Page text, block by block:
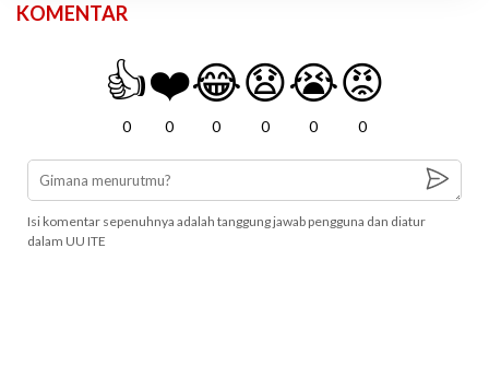
KOMENTAR
👍
0
❤️
0
😂
0
😧
0
😭
0
😡
0
Isi komentar sepenuhnya adalah tanggung jawab pengguna dan diatur
dalam UU ITE